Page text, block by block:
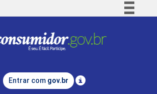
Comunica BR
Legislação
Entrar com gov.br